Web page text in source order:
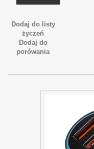
Dodaj do listy
życzeń
Dodaj do
porówania